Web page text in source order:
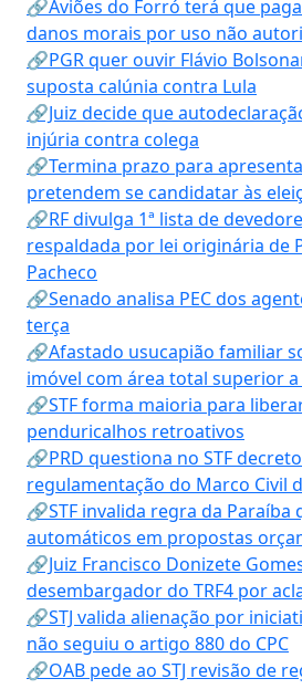
🔗Aviões do Forró terá que
danos morais por uso não
🔗PGR quer ouvir Flávio
suposta calúnia contra Lula
🔗Juiz decide que
injúria contra colega
🔗Termina prazo para
pretendem se candidatar às
🔗RF divulga 1ª lista de
respaldada por lei originária de
Pacheco
🔗Senado analisa PEC dos
terça
🔗Afastado usucapião familiar
imóvel com área total superior a
🔗STF forma maioria para
penduricalhos retroativos
🔗PRD questiona no STF
regulamentação do Marco Civil
🔗STF invalida regra da Paraíba
automáticos em propostas
🔗Juiz Francisco Donizete
desembargador do TRF4 por
🔗STJ valida alienação por
não seguiu o artigo 880 do CPC
🔗OAB pede ao STJ revisão de